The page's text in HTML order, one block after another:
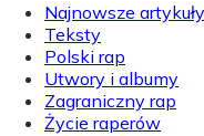
Najnowsze artykuły
Teksty
Polski rap
Utwory i albumy
Zagraniczny rap
Życie raperów